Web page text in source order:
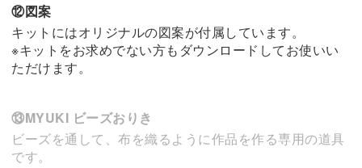
⑫図案
キットにはオリジナルの図案が付属しています。
※キットをお求めでない方もダウンロードしてお使いい
ただけます。
⑬MYUKI ビーズおりき
ビーズを通して、布を織るように作品を作る専用の道具
です。